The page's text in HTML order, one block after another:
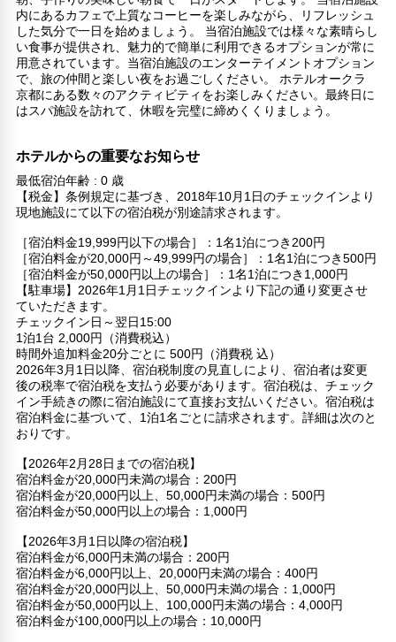
内にあるカフェで上質なコーヒーを楽しみながら、リフレッシュ
した気分で一日を始めましょう。 当宿泊施設では様々な素晴らし
い食事が提供され、魅力的で簡単に利用できるオプションが常に
用意されています。当宿泊施設のエンターテイメントオプション
で、旅の仲間と楽しい夜をお過ごしください。 ホテルオークラ
京都にある数々のアクティビティをお楽しみください。最終日に
はスパ施設を訪れて、休暇を完璧に締めくくりましょう。
ホテルからの重要なお知らせ
最低宿泊年齢 : 0 歳
【税金】条例規定に基づき、2018年10月1日のチェックインより
現地施設にて以下の宿泊税が別途請求されます。
［宿泊料金19,999円以下の場合］：1名1泊につき200円
［宿泊料金が20,000円～49,999円の場合］：1名1泊につき500円
［宿泊料金が50,000円以上の場合］：1名1泊につき1,000円
【駐車場】2026年1月1日チェックインより下記の通り変更させ
ていただきます。
チェックイン日～翌日15:00
1泊1台 2,000円（消費税込）
時間外追加料金20分ごとに 500円（消費税 込）
2026年3月1日以降、宿泊税制度の見直しにより、宿泊者は変更
後の税率で宿泊税を支払う必要があります。宿泊税は、チェック
イン手続きの際に宿泊施設にて直接お支払いください。宿泊税は
宿泊料金に基づいて、1泊1名ごとに請求されます。詳細は次のと
おりです。
【2026年2月28日までの宿泊税】
宿泊料金が20,000円未満の場合：200円
宿泊料金が20,000円以上、50,000円未満の場合：500円
宿泊料金が50,000円以上の場合：1,000円
【2026年3月1日以降の宿泊税】
宿泊料金が6,000円未満の場合：200円
宿泊料金が6,000円以上、20,000円未満の場合：400円
宿泊料金が20,000円以上、50,000円未満の場合：1,000円
宿泊料金が50,000円以上、100,000円未満の場合：4,000円
宿泊料金が100,000円以上の場合：10,000円